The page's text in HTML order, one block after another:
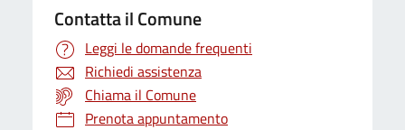
Contatta il Comune
Leggi le domande frequenti
Richiedi assistenza
Chiama il Comune
Prenota appuntamento